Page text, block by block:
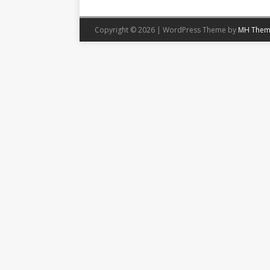
Copyright © 2026 | WordPress Theme by MH